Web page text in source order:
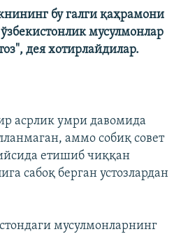
бу галги қаҳрамони
мусулмонлар
дея хотирлайдилар.
асрлик умри давомида
аммо собиқ совет
етишиб чиққан
сабоқ берган устозлардан
мусулмонларнинг